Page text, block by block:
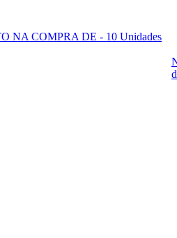
NA COMPRA DE - 10 Unidades